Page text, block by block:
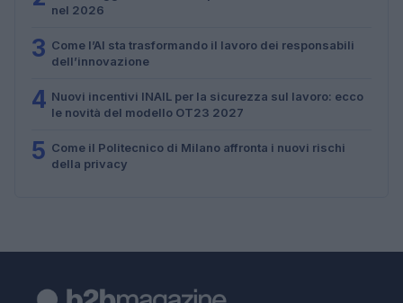
nel 2026
3 Come l’AI sta trasformando il lavoro dei responsabili
dell’innovazione
4 Nuovi incentivi INAIL per la sicurezza sul lavoro: ecco
le novità del modello OT23 2027
5 Come il Politecnico di Milano affronta i nuovi rischi
della privacy